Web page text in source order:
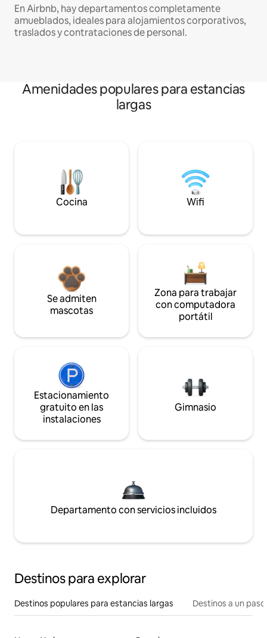
En Airbnb, hay departamentos completamente
amueblados, ideales para alojamientos corporativos,
traslados y contrataciones de personal.
Amenidades populares para estancias
largas
Cocina Wifi
Se admiten
mascotas
Zona para trabajar
con computadora
portátil
Estacionamiento
gratuito en las
instalaciones
Gimnasio
Departamento con servicios incluidos
Destinos para explorar
Destinos populares para estancias largas Destinos a un